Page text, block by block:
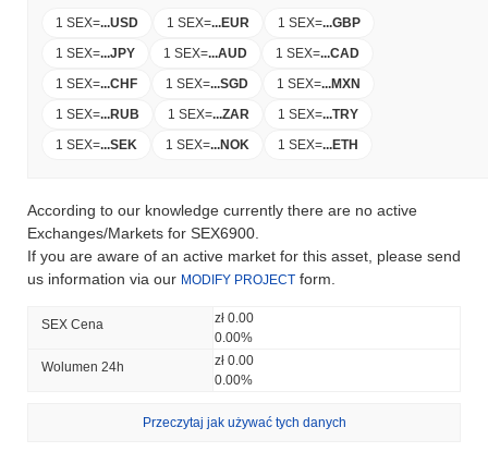
1 SEX=...USD 1 SEX=...EUR 1 SEX=...GBP
1 SEX=...JPY 1 SEX=...AUD 1 SEX=...CAD
1 SEX=...CHF 1 SEX=...SGD 1 SEX=...MXN
1 SEX=...RUB 1 SEX=...ZAR 1 SEX=...TRY
1 SEX=...SEK 1 SEX=...NOK 1 SEX=...ETH
According to our knowledge currently there are no active
Exchanges/Markets for SEX6900.
If you are aware of an active market for this asset, please send
us information via our MODIFY PROJECT form.
SEX Cena
zł 0.00
0.00%
Wolumen 24h
zł 0.00
0.00%
Przeczytaj jak używać tych danych